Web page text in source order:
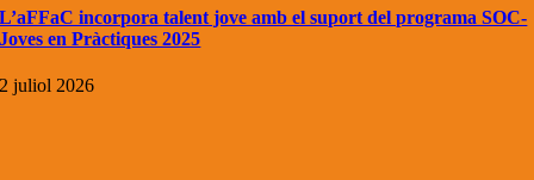
L’aFFaC incorpora talent jove amb el suport del programa SOC-
Joves en Pràctiques 2025
2 juliol 2026